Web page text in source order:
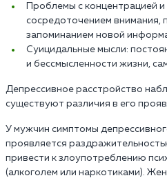
Проблемы с концентрацией
сосредоточением внимания,
запоминанием новой
Суицидальные мысли:
и бессмысленности жизни,
Депрессивное расстройство
существуют различия в его
У мужчин симптомы
проявляется
привести к злоупотреблению
(алкоголем или наркотиками).